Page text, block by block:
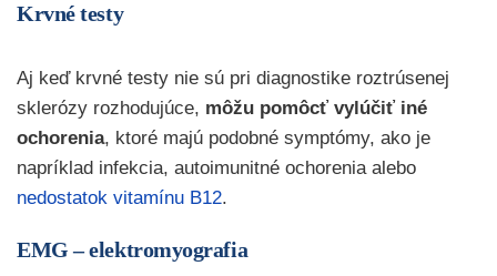
Krvné testy
Aj keď krvné testy nie sú pri diagnostike roztrúsenej
sklerózy rozhodujúce, môžu pomôcť vylúčiť iné
ochorenia, ktoré majú podobné symptómy, ako je
napríklad infekcia, autoimunitné ochorenia alebo
nedostatok vitamínu B12.
EMG – elektromyografia